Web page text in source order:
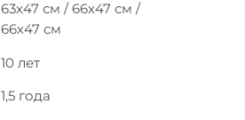
63х47 см / 66х47 см /
66х47 см
10 лет
1,5 года